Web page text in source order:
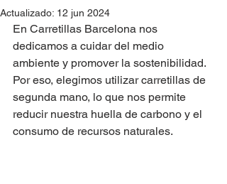
Actualizado: 12 jun 2024
En Carretillas Barcelona nos
dedicamos a cuidar del medio
ambiente y promover la sostenibilidad.
Por eso, elegimos utilizar carretillas de
segunda mano, lo que nos permite
reducir nuestra huella de carbono y el
consumo de recursos naturales.